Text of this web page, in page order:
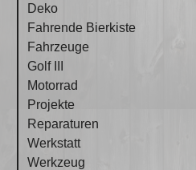
Deko
Fahrende Bierkiste
Fahrzeuge
Golf III
Motorrad
Projekte
Reparaturen
Werkstatt
Werkzeug